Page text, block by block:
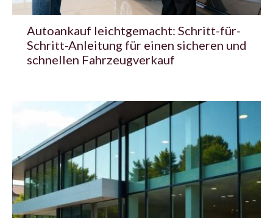
Autoankauf leichtgemacht: Schritt-für-
Schritt-Anleitung für einen sicheren und
schnellen Fahrzeugverkauf